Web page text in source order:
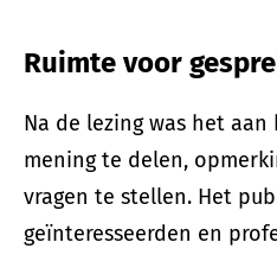
Ruimte voor
Na de lezing was het
mening te delen,
vragen te stellen. Het
geïnteresseerden en